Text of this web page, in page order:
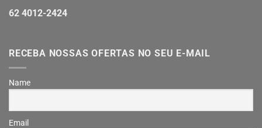
62 4012-2424
RECEBA NOSSAS OFERTAS NO SEU E-MAIL
Name
Email